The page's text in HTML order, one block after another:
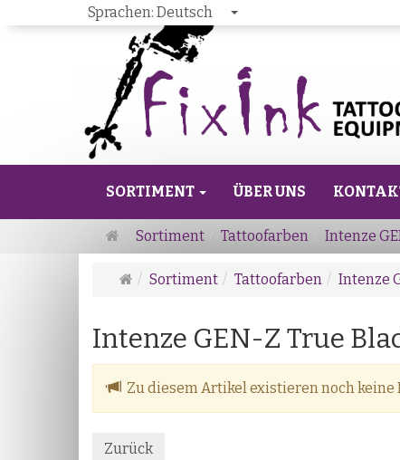
Sprachen: Deutsch
SORTIMENT ÜBER UNS
Startseite
Sortiment Tattoofarben Intenze
Startseite
Sortiment Tattoofarben Intenze
Intenze GEN-Z True
Zu diesem Artikel existieren noch
Zurück